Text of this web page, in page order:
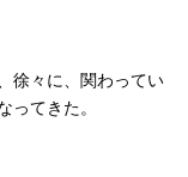
徐々に、関わってい
ってきた。